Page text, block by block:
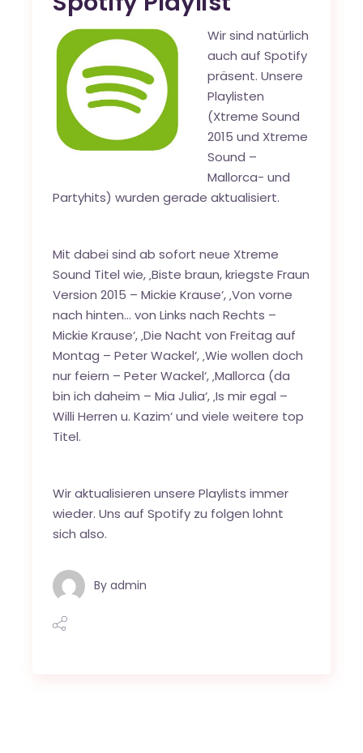
Wir sind natürlich
auch auf Spotify
präsent. Unsere
Playlisten
(Xtreme Sound
2015 und Xtreme
Sound –
Mallorca- und
Partyhits) wurden gerade aktualisiert.
Mit dabei sind ab sofort neue Xtreme
Sound Titel wie, ‚Biste braun, kriegste Fraun
Version 2015 – Mickie Krause‘, ‚Von vorne
nach hinten… von Links nach Rechts –
Mickie Krause‘, ‚Die Nacht von Freitag auf
Montag – Peter Wackel‘, ‚Wie wollen doch
nur feiern – Peter Wackel‘, ‚Mallorca (da
bin ich daheim – Mia Julia‘, ‚Is mir egal –
Willi Herren u. Kazim‘ und viele weitere top
Titel.
Wir aktualisieren unsere Playlists immer
wieder.Uns auf Spotify zu folgen lohnt
sich also.
By admin